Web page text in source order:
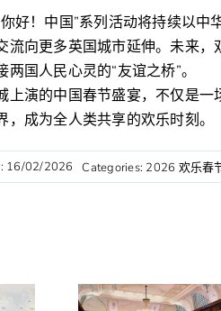
好！中国”系列活动将持续以
流向更多英国城市延伸。未来
国人民心灵的“友谊之桥”。
上演的中国春节盛宴，不仅是
，成为全人类共享的欢乐时刻。
16/02/2026 Categories: 2026 欢乐春